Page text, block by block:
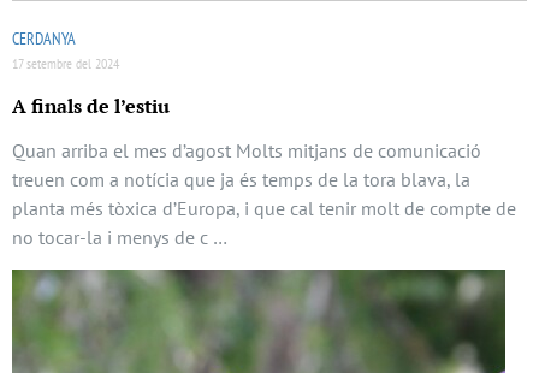
CERDANYA
17 setembre del 2024
A finals de l’estiu
Quan arriba el mes d’agost Molts mitjans de comunicació
treuen com a notícia que ja és temps de la tora blava, la
planta més tòxica d’Europa, i que cal tenir molt de compte de
no tocar-la i menys de c …